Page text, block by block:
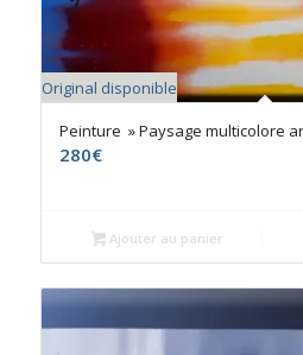
Original disponible
Peinture » Paysage multicolore
280€
Ajouter au panier